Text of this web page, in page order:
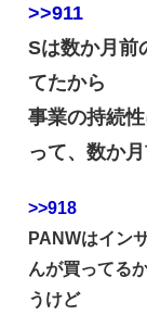
>>911
Sは数か月前
てたから
事業の持続
って、数か
>>918
PANWはイン
んが買ってる
うけど